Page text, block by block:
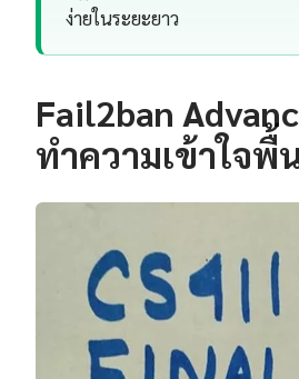
ง่ายในระยะยาว
Fail2ban
ทำความเข้าใจพื้